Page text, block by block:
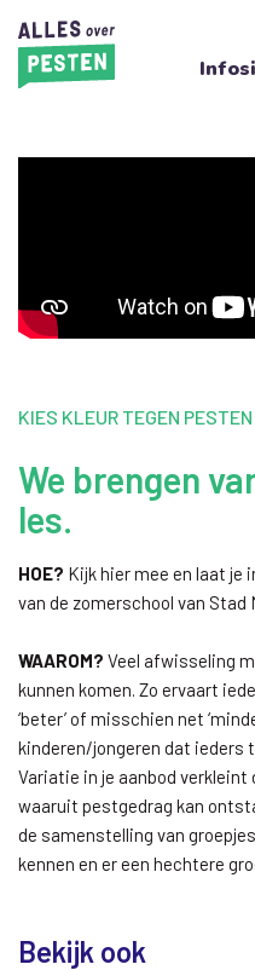
KIES KLEUR TEGEN
We brengen
les.
HOE? Kijk hier mee en laat je
van de zomerschool van Stad
WAAROM? Veel afwisseling
kunnen komen. Zo ervaart
‘beter’ of misschien net
kinderen/jongeren dat ieders
Variatie in je aanbod
waaruit pestgedrag kan
de samenstelling van
kennen en er een hechtere
Bekijk ook